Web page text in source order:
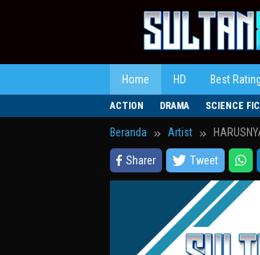
Home HD Best Rating
ACTION DRAMA SCIENCE
Beranda Artist
Sharer Tweet